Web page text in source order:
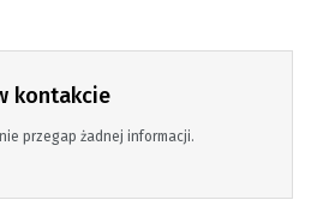
kontakcie
przegap żadnej informacji.